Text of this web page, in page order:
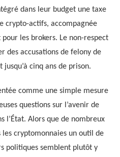
dans leur budget une taxe
crypto-actifs, accompagnée
les brokers. Le non-respect
des accusations de felony de
cinq ans de prison.
comme une simple mesure
questions sur l’avenir de
l’État. Alors que de nombreux
cryptomonnaies un outil de
politiques semblent plutôt y